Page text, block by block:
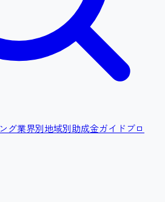
グ業界別地域別助成金ガイドブロ